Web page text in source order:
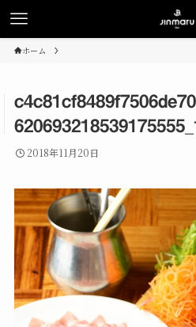
ホーム
2018年11月20日